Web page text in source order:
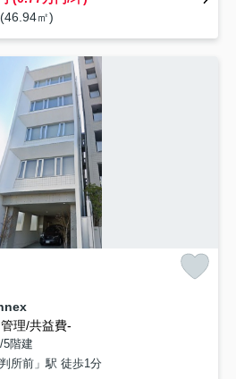
㎡)
管理/共益費-
5階建
所前」駅 徒歩1分